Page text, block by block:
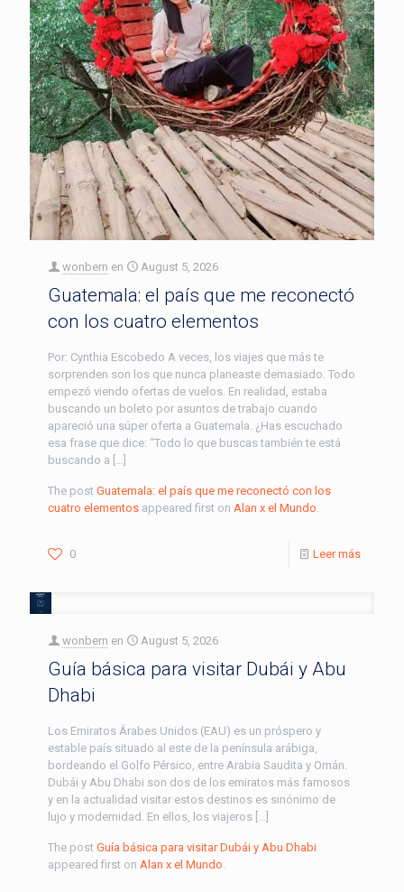
wonbern en August 5, 2026
Guatemala: el país que me reconectó
con los cuatro elementos
Por: Cynthia Escobedo A veces, los viajes que más te
sorprenden son los que nunca planeaste demasiado. Todo
empezó viendo ofertas de vuelos. En realidad, estaba
buscando un boleto por asuntos de trabajo cuando
apareció una súper oferta a Guatemala. ¿Has escuchado
esa frase que dice: “Todo lo que buscas también te está
buscando a […]
The post Guatemala: el país que me reconectó con los
cuatro elementos appeared first on Alan x el Mundo.
0 Leer más
wonbern en August 5, 2026
Guía básica para visitar Dubái y Abu
Dhabi
Los Emiratos Árabes Unidos (EAU) es un próspero y
estable país situado al este de la península arábiga,
bordeando el Golfo Pérsico, entre Arabia Saudita y Omán.
Dubái y Abu Dhabi son dos de los emiratos más famosos
y en la actualidad visitar estos destinos es sinónimo de
lujo y modernidad. En ellos, los viajeros […]
The post Guía básica para visitar Dubái y Abu Dhabi
appeared first on Alan x el Mundo.